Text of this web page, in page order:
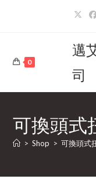
0
邁
司
可換頭式
> Shop > 可換頭式